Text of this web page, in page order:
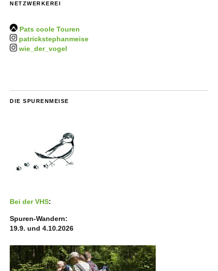
NETZWERKEREI
Pats coole Touren
patrickstephanmeise
wie_der_vogel
DIE SPURENMEISE
Bei der VHS:
Spuren-Wandern:
19.9. und 4.10.2026